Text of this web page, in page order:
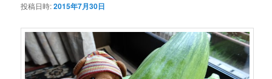
投稿日時:2015年7月30日